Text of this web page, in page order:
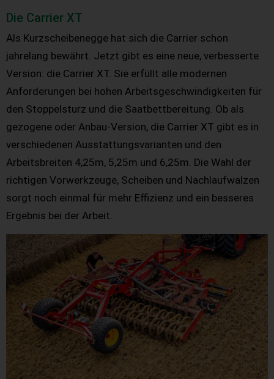
Die Carrier XT
Als Kurzscheibenegge hat sich die Carrier schon
jahrelang bewährt. Jetzt gibt es eine neue, verbesserte
Version: die Carrier XT. Sie erfüllt alle modernen
Anforderungen bei hohen Arbeitsgeschwindigkeiten für
den Stoppelsturz und die Saatbettbereitung. Ob als
gezogene oder Anbau-Version, die Carrier XT gibt es in
verschiedenen Ausstattungsvarianten und den
Arbeitsbreiten 4,25m, 5,25m und 6,25m. Die Wahl der
richtigen Vorwerkzeuge, Scheiben und Nachlaufwalzen
sorgt noch einmal für mehr Effizienz und ein besseres
Ergebnis bei der Arbeit.